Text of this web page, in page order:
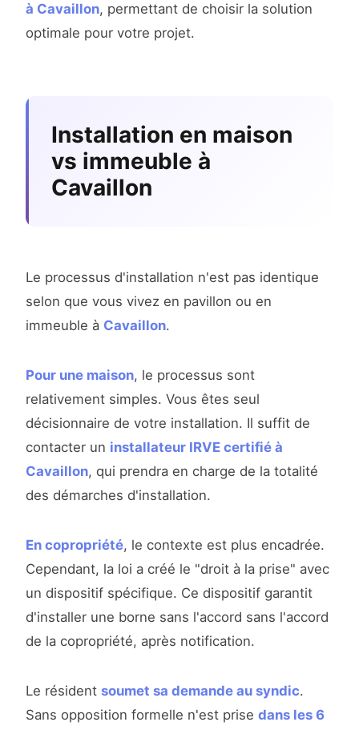
à Cavaillon, permettant de choisir la solution
optimale pour votre projet.
Installation en maison
vs immeuble à
Cavaillon
Le processus d'installation n'est pas identique
selon que vous vivez en pavillon ou en
immeuble à Cavaillon.
Pour une maison, le processus sont
relativement simples. Vous êtes seul
décisionnaire de votre installation. Il suffit de
contacter un installateur IRVE certifié à
Cavaillon, qui prendra en charge de la totalité
des démarches d'installation.
En copropriété, le contexte est plus encadrée.
Cependant, la loi a créé le "droit à la prise" avec
un dispositif spécifique. Ce dispositif garantit
d'installer une borne sans l'accord sans l'accord
de la copropriété, après notification.
Le résident soumet sa demande au syndic.
Sans opposition formelle n'est prise dans les 6